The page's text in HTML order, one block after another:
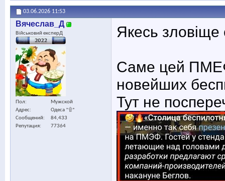
03.06.2026 11:53
Вячеслав_Д
Військовий експерД
Пол
Мужской
Адрес
Одеса *۩*
Сообщений
84,433
Репутация
77364
Якесь зловіще
Саме цей
новейших
Тут не